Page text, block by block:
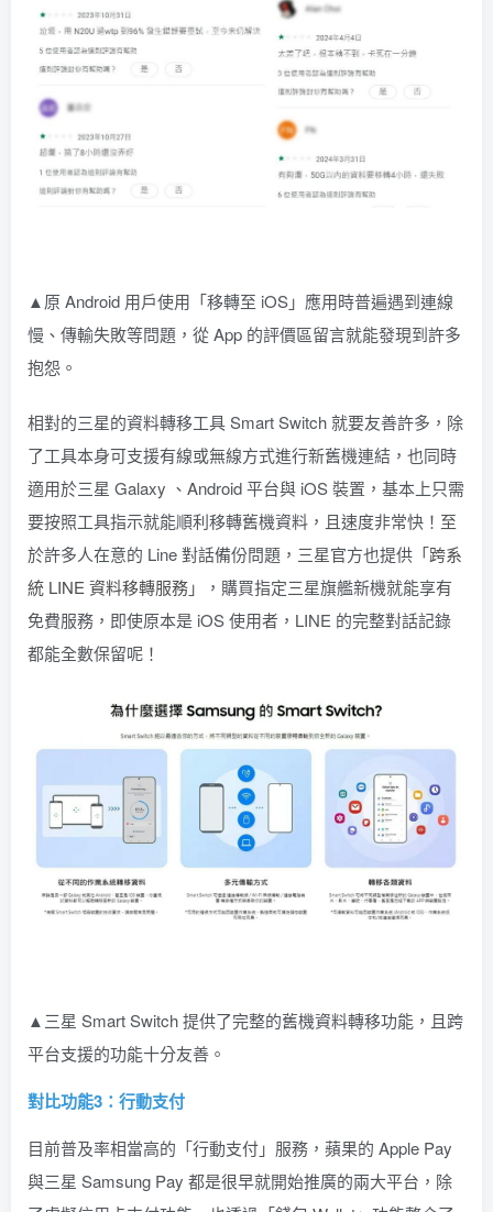
▲原 Android 用戶使用「移轉至 iOS」應用時普遍遇到連線
慢、傳輸失敗等問題，從 App 的評價區留言就能發現到許多
抱怨。
相對的三星的資料轉移工具 Smart Switch 就要友善許多，除
了工具本身可支援有線或無線方式進行新舊機連結，也同時
適用於三星 Galaxy 、Android 平台與 iOS 裝置，基本上只需
要按照工具指示就能順利移轉舊機資料，且速度非常快！至
於許多人在意的 Line 對話備份問題，三星官方也提供「跨系
統 LINE 資料移轉服務」，購買指定三星旗艦新機就能享有
免費服務，即使原本是 iOS 使用者，LINE 的完整對話記錄
都能全數保留呢！
▲三星 Smart Switch 提供了完整的舊機資料轉移功能，且跨
平台支援的功能十分友善。
對比功能3：行動支付
目前普及率相當高的「行動支付」服務，蘋果的 Apple Pay
與三星 Samsung Pay 都是很早就開始推廣的兩大平台，除